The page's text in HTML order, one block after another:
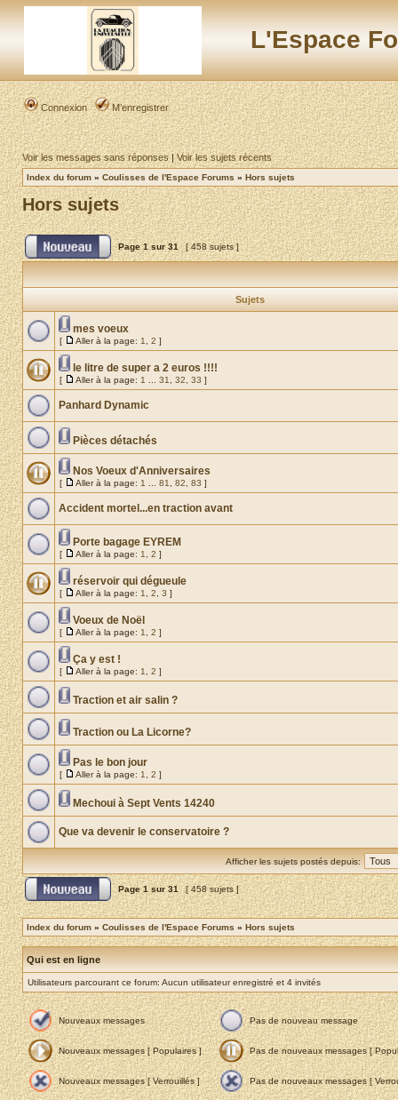
L'Espace
Connexion M’enregistrer
Voir les messages sans réponses|Voir les sujets récents
Index du forum » Coulisses de l'Espace Forums » Hors sujets
Hors sujets
Page1sur31 [ 458 sujets ]
Sujets
mes voeux
[ Aller à la page: 1 2 ]
le litre de super a 2 euros !!!!
[ Aller à la page: 1 31 32 33 ]
Panhard Dynamic
Pièces détachés
Nos Voeux d'Anniversaires
[ Aller à la page: 1 81 82 83 ]
Accident mortel...en traction avant
Porte bagage EYREM
[ Aller à la page: 1 2 ]
réservoir qui dégueule
[ Aller à la page: 1 2 3 ]
Voeux de Noël
[ Aller à la page: 1 2 ]
Ça y est !
[ Aller à la page: 1 2 ]
Traction et air salin ?
Traction ou La Licorne?
Pas le bon jour
[ Aller à la page: 1 2 ]
Mechoui à Sept Vents 14240
Que va devenir le conservatoire ?
Afficher les sujets postés depuis:
Page1sur31 [ 458 sujets ]
Index du forum » Coulisses de l'Espace Forums » Hors sujets
Qui est en ligne
Utilisateurs parcourant ce forum: Aucun utilisateur enregistré et 4 invités
Nouveaux messages Pas de nouveau message
Nouveaux messages [ Populaires ] Pas de nouveaux messages [
Nouveaux messages [ Verrouillés ] Pas de nouveaux messages [